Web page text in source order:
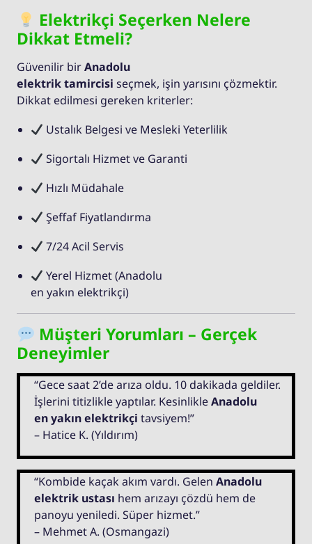
Elektrikçi Seçerken Nelere
Dikkat Etmeli?
Güvenilir birAnadolu
elektrik tamircisi seçmek, işin yarısını çözmektir.
Dikkat edilmesi gereken kriterler:
Ustalık Belgesi ve Mesleki Yeterlilik
Sigortalı Hizmet ve Garanti
Hızlı Müdahale
Şeffaf Fiyatlandırma
7/24 Acil Servis
Yerel Hizmet (Anadolu
en yakın elektrikçi)
Müşteri Yorumları – Gerçek
Deneyimler
“Gece saat 2’de arıza oldu. 10 dakikada geldiler.
İşlerini titizlikle yaptılar. KesinlikleAnadolu
en yakın elektrikçi tavsiyem!”
– Hatice K. (Yıldırım)
“Kombide kaçak akım vardı. Gelen Anadolu
elektrik ustası hem arızayı çözdü hem de
panoyu yeniledi. Süper hizmet.”
– Mehmet A. (Osmangazi)